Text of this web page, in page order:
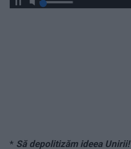
* Să depolitizăm ideea Unirii!